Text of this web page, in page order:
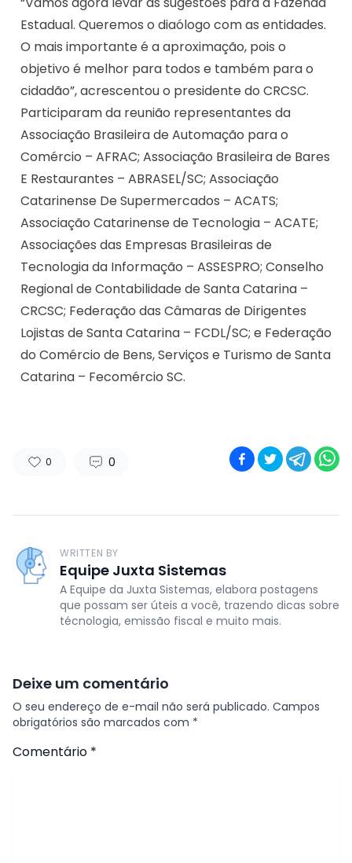
Estadual. Queremos o diaólogo com as entidades.
O mais importante é a aproximação, pois o
objetivo é melhor para todos e também para o
cidadão”, acrescentou o presidente do CRCSC.
Participaram da reunião representantes da
Associação Brasileira de Automação para o
Comércio – AFRAC; Associação Brasileira de Bares
E Restaurantes – ABRASEL/SC; Associação
Catarinense De Supermercados – ACATS;
Associação Catarinense de Tecnologia – ACATE;
Associações das Empresas Brasileiras de
Tecnologia da Informação – ASSESPRO; Conselho
Regional de Contabilidade de Santa Catarina –
CRCSC; Federação das Câmaras de Dirigentes
Lojistas de Santa Catarina – FCDL/SC; e Federação
do Comércio de Bens, Serviços e Turismo de Santa
Catarina – Fecomércio SC.
0 0
WRITTEN BY
Equipe Juxta Sistemas
A Equipe da Juxta Sistemas, elabora postagens
que possam ser úteis a você, trazendo dicas sobre
técnologia, emissão fiscal e muito mais.
Deixe um comentário
O seu endereço de e-mail não será publicado. Campos
obrigatórios são marcados com *
Comentário *